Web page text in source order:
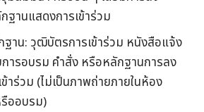
ฐานแสดงการเข้าร่วม
าน: วุฒิบัตรการเข้าร่วม หนังสือแจ้ง
การอบรม คำสั่ง หรือหลักฐานการลง
ข้าร่วม (ไม่เป็นภาพถ่ายภายในห้อง
ออบรม)